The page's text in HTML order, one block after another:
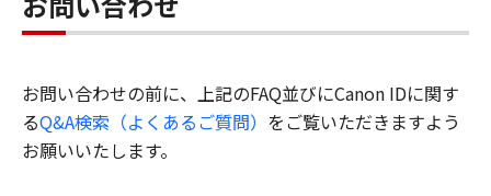
お問い合わせの前に、上記のFAQ並びにCanon IDに関す
るQ&A検索（よくあるご質問） をご覧いただきますよう
お願いいたします。